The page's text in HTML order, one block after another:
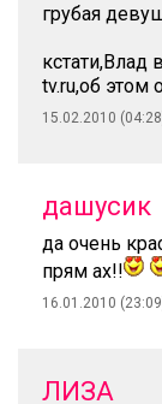
грубая
кстати,Влад
tv.ru,об этом
15.02.2010
дашусик
да очень
прям ах!!
16.01.2010
ЛИЗА